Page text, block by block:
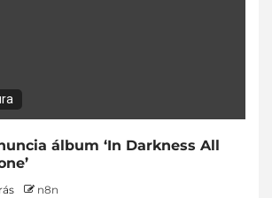
álbum ‘In Darkness All
n8n